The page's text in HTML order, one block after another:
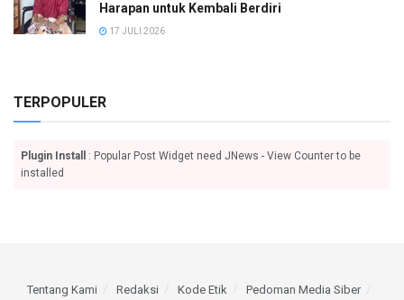
Harapan untuk Kembali Berdiri
17 JULI 2026
TERPOPULER
Plugin Install
: Popular Post Widget need JNews - View Counter to be
installed
Tentang Kami Redaksi Kode Etik Pedoman Media Siber